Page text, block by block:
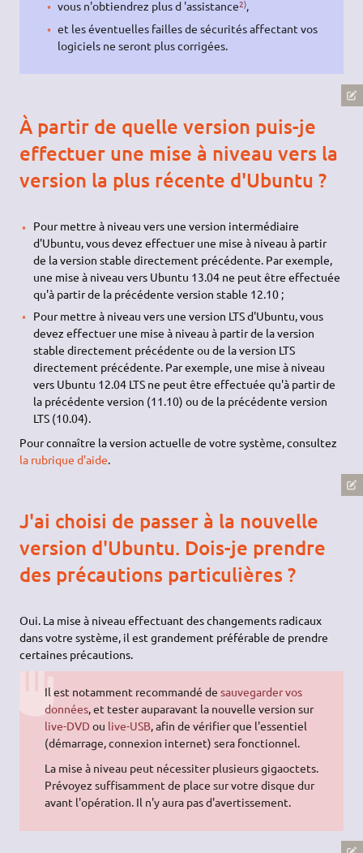
vous n'obtiendrez plus d 'assistance2),
et les éventuelles failles de sécurités affectant vos
logiciels ne seront plus corrigées.
À partir de quelle version puis-je
effectuer une mise à niveau vers la
version la plus récente d'Ubuntu ?
Pour mettre à niveau vers une version intermédiaire
d'Ubuntu, vous devez effectuer une mise à niveau à partir
de la version stable directement précédente. Par exemple,
une mise à niveau vers Ubuntu 13.04 ne peut être effectuée
qu'à partir de la précédente version stable 12.10 ;
Pour mettre à niveau vers une version LTS d'Ubuntu, vous
devez effectuer une mise à niveau à partir de la version
stable directement précédente ou de la version LTS
directement précédente. Par exemple, une mise à niveau
vers Ubuntu 12.04 LTS ne peut être effectuée qu'à partir de
la précédente version (11.10) ou de la précédente version
LTS (10.04).
Pour connaître la version actuelle de votre système, consultez
la rubrique d'aide.
J'ai choisi de passer à la nouvelle
version d'Ubuntu. Dois-je prendre
des précautions particulières ?
Oui. La mise à niveau effectuant des changements radicaux
dans votre système, il est grandement préférable de prendre
certaines précautions.
Il est notamment recommandé de sauvegarder vos
données, et tester auparavant la nouvelle version sur
live-DVD ou live-USB, afin de vérifier que l'essentiel
(démarrage, connexion internet) sera fonctionnel.
La mise à niveau peut nécessiter plusieurs gigaoctets.
Prévoyez suffisamment de place sur votre disque dur
avant l'opération. Il n'y aura pas d'avertissement.